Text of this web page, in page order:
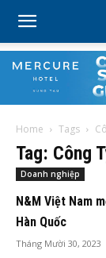
Home Tags
Tag: Công
Doanh nghiệp
N&M Việt Nam
Hàn Quốc
Tháng Mười 30, 2023